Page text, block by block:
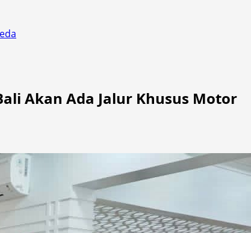
Akan Ada Jalur Khusus Motor